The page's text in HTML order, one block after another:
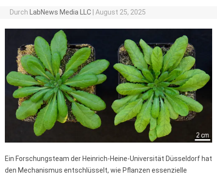
Durch LabNews Media LLC August 25, 2025
Ein Forschungsteam der Heinrich-Heine-Universität Düsseldorf hat
den Mechanismus entschlüsselt, wie Pflanzen essenzielle